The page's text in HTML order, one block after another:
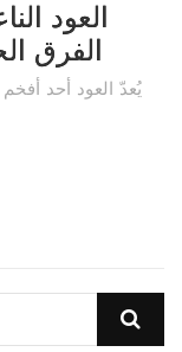
العود
الفرق
يُعدّ العود أحد